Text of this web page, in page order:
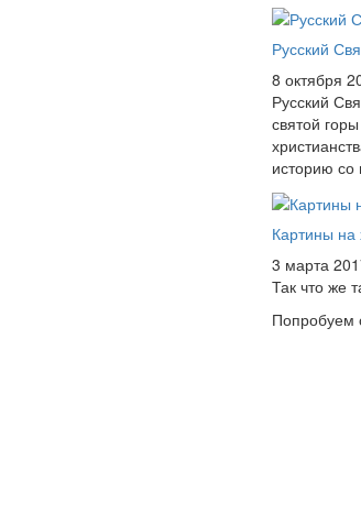
Русский
8 октября
Русский
святой
историю со
Картины на
3 марта
Так что же
Попробуем